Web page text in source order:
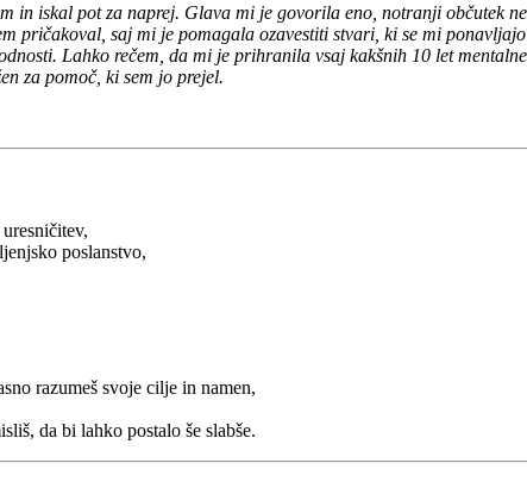
in iskal pot za naprej. Glava mi je govorila eno, notranji občutek
pričakoval, saj mi je pomagala ozavestiti stvari, ki se mi
Lahko rečem, da mi je prihranila vsaj kakšnih 10 let
za pomoč, ki sem jo prejel.
poslanstvo,
razumeš svoje cilje in namen,
da bi lahko postalo še slabše.